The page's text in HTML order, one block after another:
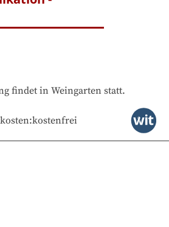
findet in Weingarten statt.
:kostenfrei